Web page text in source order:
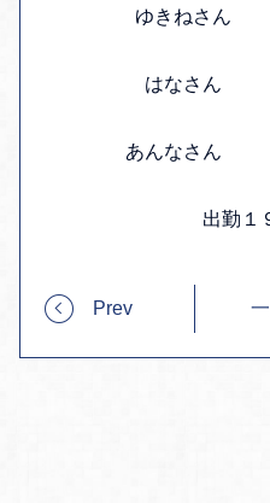
ゆきねさ
はなさ
あんなさ
出勤１
Prev